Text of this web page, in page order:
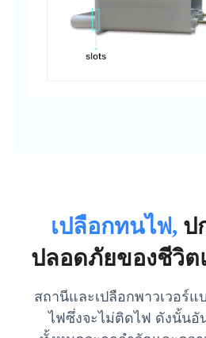
เปลือกทนไฟ, ป
ปลอดภัยของชีวิ
สถานีและเปลือกพาวเวอร์
ไฟซึ่งจะไม่ติดไฟ ดังนั้นอั